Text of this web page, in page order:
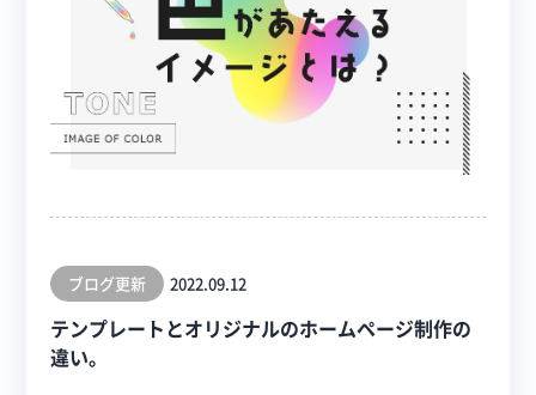
ブログ更新 2022.09.12
テンプレートとオリジナルのホームページ制作の
違い。